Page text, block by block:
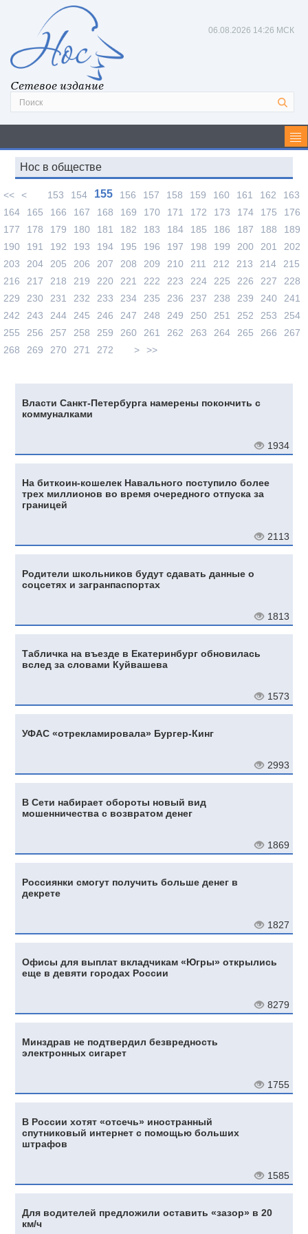
Сетевое издание
06.08.2026 14:26 МСК
Нос в обществе
<< < 153 154 155 156 157 158 159 160 161 162
163
164
165 166 167 168 169 170 171 172 173 174 175
176
177
178 179 180 181 182 183 184 185 186 187 188
189
190
191 192 193 194 195 196 197 198 199 200 201
202
203
204 205 206 207 208 209 210 211 212 213 214
215
216
217 218 219 220 221 222 223 224 225 226 227
228
229
230 231 232 233 234 235 236 237 238 239 240
241
242
243 244 245 246 247 248 249 250 251 252 253
254
255
256 257 258 259 260 261 262 263 264 265 266
267
268
269 270 271 272 > >>
Власти Санкт-Петербурга намерены покончить с
коммуналками
1934
На биткоин-кошелек Навального поступило более
трех миллионов во время очередного отпуска за
границей
2113
Родители школьников будут сдавать данные о
соцсетях и загранпаспортах
1813
Табличка на въезде в Екатеринбург обновилась
вслед за словами Куйвашева
1573
УФАС «отрекламировала» Бургер-Кинг
2993
В Сети набирает обороты новый вид
мошенничества с возвратом денег
1869
Россиянки смогут получить больше денег в
декрете
1827
Офисы для выплат вкладчикам «Югры» открылись
еще в девяти городах России
8279
Минздрав не подтвердил безвредность
электронных сигарет
1755
В России хотят «отсечь» иностранный
спутниковый интернет с помощью больших
штрафов
1585
Для водителей предложили оставить «зазор» в 20
км/ч